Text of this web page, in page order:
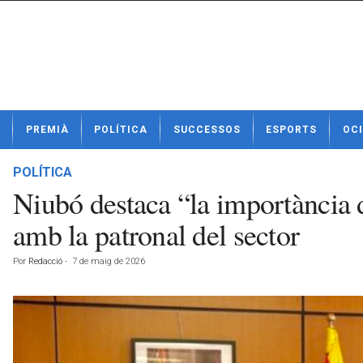
t
PREMIÀ POLÍTICA SUCCESSOS ESPORTS OCI
POLÍTICA
Niubó destaca “la importància
amb la patronal del sector
Por Redacció - 7 de maig de 2026